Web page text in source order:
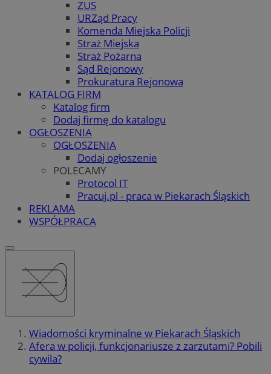
ZUS
URZąd Pracy
Komenda Miejska Policji
Straż Miejska
Straż Pożarna
Sąd Rejonowy
Prokuratura Rejonowa
KATALOG FIRM
Katalog firm
Dodaj firmę do katalogu
OGŁOSZENIA
OGŁOSZENIA
Dodaj ogłoszenie
POLECAMY
Protocol IT
Pracuj.pl - praca w Piekarach Śląskich
REKLAMA
WSPÓŁPRACA
Wiadomości kryminalne w Piekarach Śląskich
Afera w policji, funkcjonariusze z zarzutami? Pobili
cywila?